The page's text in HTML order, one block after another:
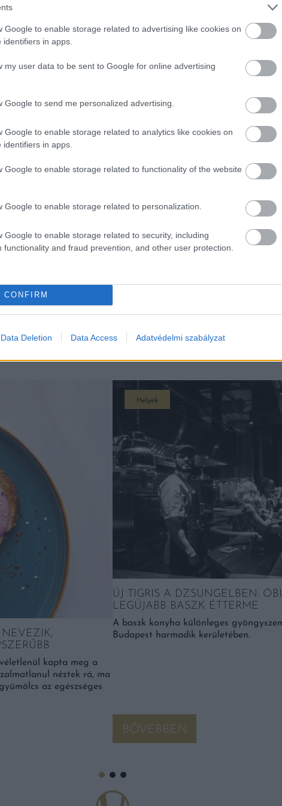
Google to enable storage related to advertising like cookies on
in apps.
my user data to be sent to Google for online advertising
Google to send me personalized advertising.
Google to enable storage related to analytics like cookies on
in apps.
Google to enable storage related to functionality of the website
Google to enable storage related to personalization.
Google to enable storage related to security, including
functionality and fraud prevention, and other user protection.
CONFIRM
Data Deletion Data Access Adatvédelmi szabályzat
kapta meg a
néztek rá, ma
az egészséges
Helyek
ÚJ TIGRIS A DZSUNGELBEN:
LEGÚJABB BASZK ÉTTERME
A baszk konyha különleges
Budapest harmadik kerületében.
BŐVEBBEN